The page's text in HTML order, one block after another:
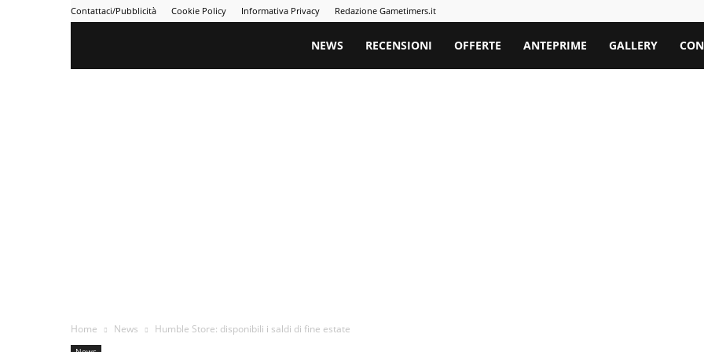
Contattaci/Pubblicità Cookie Policy Informativa Privacy Redazione Gametimers.it
Gametimers
NEWS RECENSIONI OFFERTE ANTEPRIME GALLERY
Home News Humble Store: disponibili i saldi di fine estate